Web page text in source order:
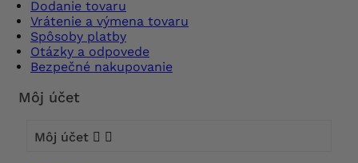
Dodanie tovaru
Vrátenie a výmena tovaru
Spôsoby platby
Otázky a odpovede
Bezpečné nakupovanie
Môj účet
Môj účet  